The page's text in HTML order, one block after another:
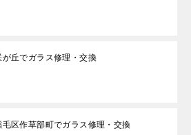
が丘でガラス修理・交換
毛区作草部町でガラス修理・交換